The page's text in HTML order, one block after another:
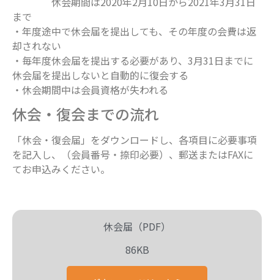
まで
・年度途中で休会届を提出しても、その年度の会費は返
却されない
・毎年度休会届を提出する必要があり、3月31日までに
休会届を提出しないと自動的に復会する
・休会期間中は会員資格が失われる
休会・復会までの流れ
「休会・復会届」をダウンロードし、各項目に必要事項
を記入し、（会員番号・捺印必要）、郵送またはFAXに
てお申込みください。
休会届（PDF）
86KB